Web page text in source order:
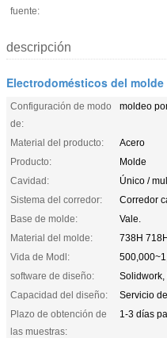
fuente:
descripción
Electrodomésticos del molde
Configuración de modo
de:
moldeo
Material del producto:
Acero
Producto:
Molde
Cavidad:
Único /
Sistema del corredor:
Corredor
Base de molde:
Vale.
Material del molde:
738H
Vida de Modl:
software de diseño:
Solidwork,
Capacidad del diseño:
Servicio
Plazo de obtención de
las muestras:
1-3 días